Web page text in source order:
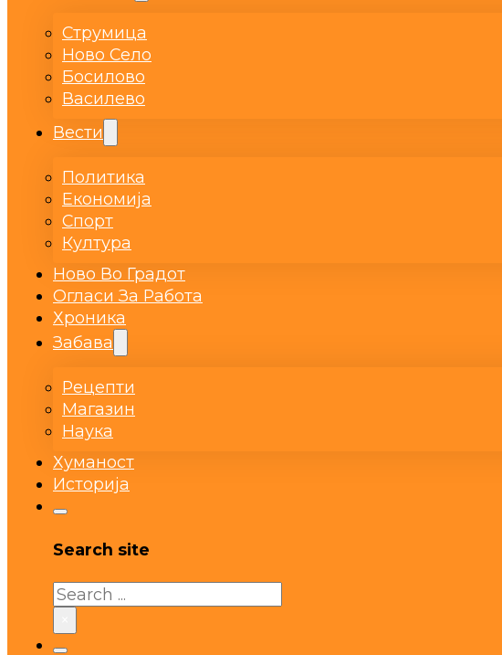
Струмица
Ново Село
Босилово
Василево
Вести
Политика
Економија
Спорт
Култура
Ново Во Градот
Огласи За Работа
Хроника
Забава
Рецепти
Магазин
Наука
Хуманост
Историја
Search site
Search